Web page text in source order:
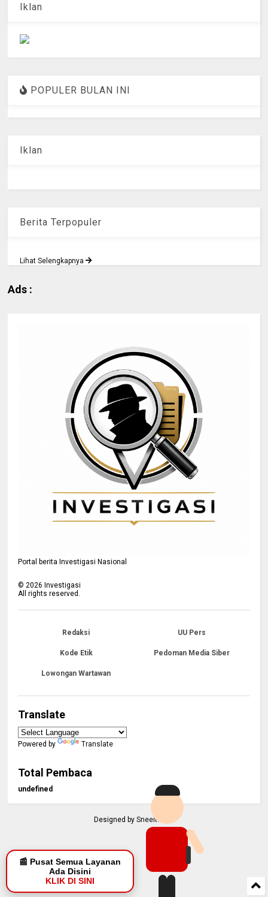
📰 Pusat Semua Layanan
Ada Disini
KLIK DI SINI
Iklan
POPULER BULAN INI
Iklan
Berita Terpopuler
Lihat Selengkapnya
Ads :
Portal berita Investigasi Nasional
©2026 Investigasi
All rights reserved.
Redaksi UU Pers
Kode Etik Pedoman Media Siber
Lowongan Wartawan
Translate
Powered by Translate
Total Pembaca
undefned
Designed by Sneeit.Com